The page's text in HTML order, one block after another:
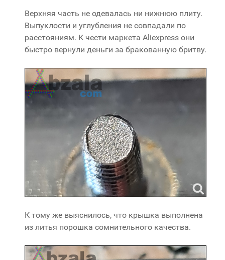
Верхняя часть не одевалась ни нижнюю плиту.
Выпуклости и углубления не совпадали по
расстояниям. К чести маркета Aliexpress они
быстро вернули деньги за бракованную бритву.
К тому же выяснилось, что крышка выполнена
из литья порошка сомнительного качества.